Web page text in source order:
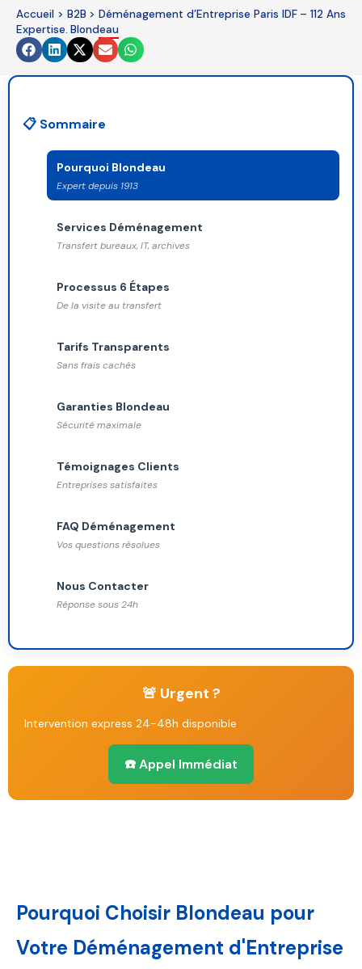
be
left
blank
Accueil > B2B >Déménagement d’Entreprise Paris IDF – 112 Ans
Expertise. Blondeau
📋 Sommaire
Pourquoi Blondeau
Expert depuis 1913
Services Déménagement
Transfert bureaux, IT, archives
Processus 6 Étapes
De la visite au transfert
Tarifs Transparents
Sans frais cachés
Garanties Blondeau
Sécurité maximale
Témoignages Clients
Entreprises satisfaites
FAQ Déménagement
Vos questions résolues
Nous Contacter
Réponse sous 24h
🚨 Urgent ?
Intervention express 24-48h disponible
☎️ Appel Immédiat
Pourquoi Choisir Blondeau pour
Votre Déménagement d'Entreprise